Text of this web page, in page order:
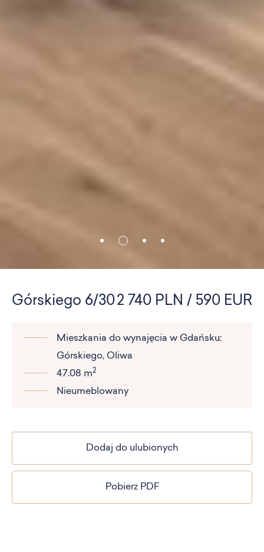
Górskiego 6/302 740 PLN / 590 EUR
Mieszkania do wynajęcia w Gdańsku:
Górskiego, Oliwa
47.08 m2
Nieumeblowany
Dodaj do ulubionych
Pobierz PDF